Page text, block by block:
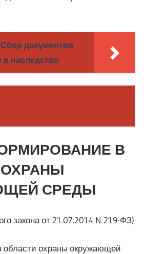
Сбор документов
в наследство
В
СРЕДЫ
закона от 21.07.2014 N 219-ФЗ)
области охраны окружающей